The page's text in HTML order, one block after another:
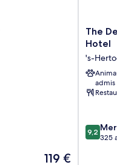
Le
119 €
The
Den,
a
Tribute
Portfolio
The
Hotel
's-
admis
9.2
sur
9,2
325